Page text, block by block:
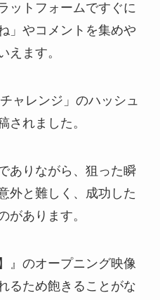
ットフォームですぐに
」やコメントを集めや
えます。
ャレンジ」のハッシュ
されました。
ありながら、狙った瞬
外と難しく、成功した
があります。
』のオープニング映像
るため飽きることがな